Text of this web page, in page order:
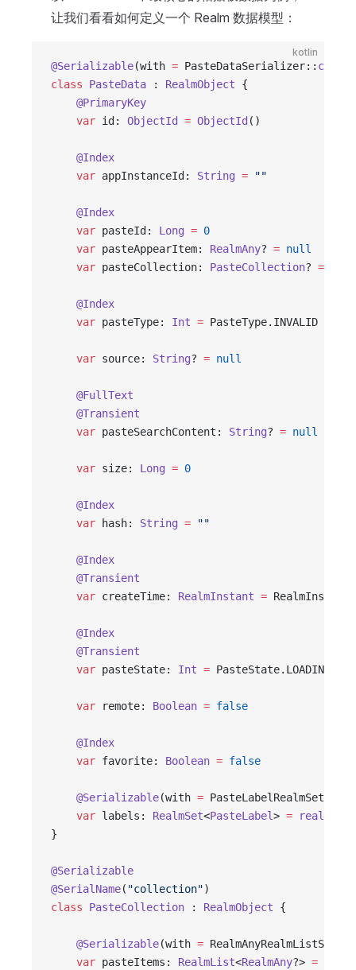
让我们看看如何定义一个 Realm 数据模型：
kotlin
@Serializable(with = PasteDataSerializer:: class
class PasteData : RealmObject {
    @PrimaryKey
    var
id: ObjectId = ObjectId ()
    @Index
    var
appInstanceId: String = ""
    @Index
    var
pasteId: Long = 0
    var
pasteAppearItem: RealmAny? = null
    var
pasteCollection: PasteCollection? =
    @Index
    var
pasteType: Int = PasteType.INVALID
    var
source: String? = null
    @FullText
    @Transient
    var
pasteSearchContent: String? = null
    var
size: Long = 0
    @Index
    var
hash: String = ""
    @Index
    @Transient
    var
createTime: RealmInstant = RealmInstant.
    @Index
    @Transient
    var
pasteState: Int = PasteState.LOADING
    var
remote: Boolean = false
    @Index
    var
favorite: Boolean = false
    @Serializable
(with =
    var
labels: RealmSet<PasteLabel> =
}
@Serializable
@SerialName( "collection")
class PasteCollection : RealmObject {
    @Serializable
(with =
    var
pasteItems: RealmList<RealmAny?> =